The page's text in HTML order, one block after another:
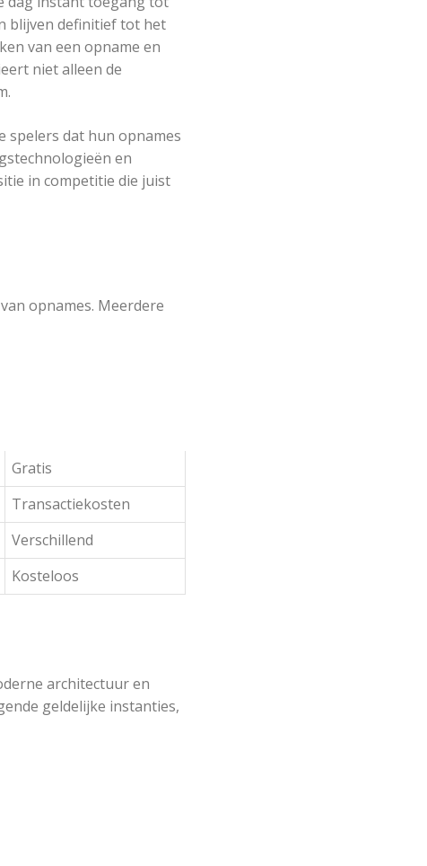
blijven definitief tot het
van een opname en
niet alleen de
spelers dat hun opnames
en
in competitie die juist
opnames. Meerdere
Gratis
Transactiekosten
Verschillend
Kosteloos
architectuur en
geldelijke instanties,